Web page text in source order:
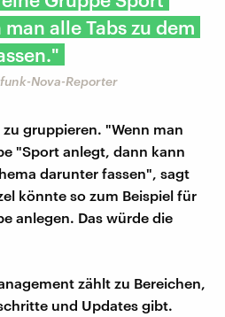
alle Tabs zu dem
Nova-Reporter
gruppieren. "Wenn man
"Sport anlegt, dann kann
darunter fassen", sagt
könnte so zum Beispiel für
anlegen. Das würde die
zählt zu Bereichen,
und Updates gibt.